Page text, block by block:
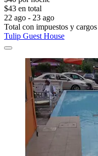
$43 en total
22 ago - 23 ago
Total con impuestos y cargos
Tulip Guest House